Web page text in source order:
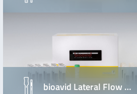
bioavid Lateral Flow …